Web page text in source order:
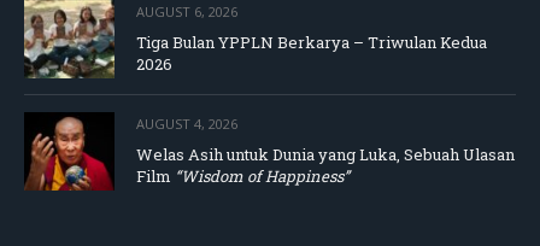
AUGUST 6, 2026
Tiga Bulan YPPLN Berkarya – Triwulan Kedua
2026
AUGUST 4, 2026
Welas Asih untuk Dunia yang Luka, Sebuah Ulasan
Film “Wisdom of Happiness”